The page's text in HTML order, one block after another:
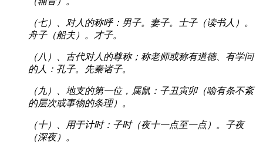
（七）、对人的称呼：男子。妻子。士子（读书人）。
舟子（船夫）。才子。
（八）、古代对人的尊称；称老师或称有道德、有学问
的人：孔子。先秦诸子。
（九）、地支的第一位，属鼠：子丑寅卯（喻有条不紊
的层次或事物的条理）。
（十）、用于计时：子时（夜十一点至一点）。子夜
（深夜）。